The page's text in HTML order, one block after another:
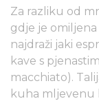
Za razliku od
gdje je
najdraži jaki
kave s
macchiato).
kuha mljevenu